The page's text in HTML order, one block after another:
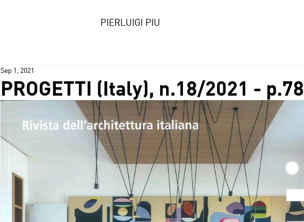
PIERLUIGI PIU
PROGETTI (Italy), n.18/2021 -
Sep 1, 2021